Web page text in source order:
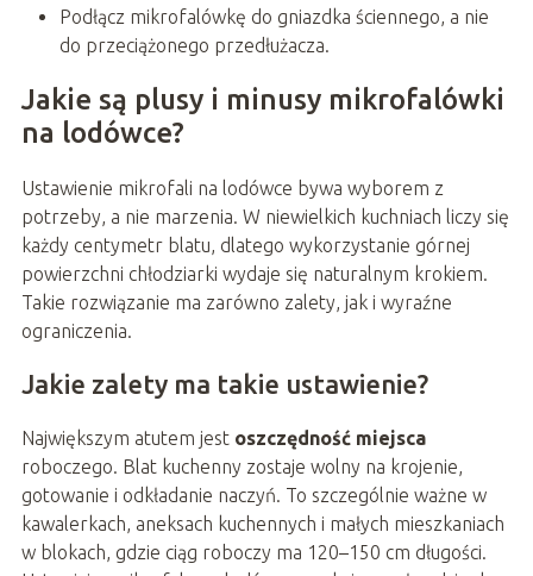
Podłącz mikrofalówkę do gniazdka ściennego, a nie
do przeciążonego przedłużacza.
Jakie są plusy i minusy mikrofalówki
na lodówce?
Ustawienie mikrofali na lodówce bywa wyborem z
potrzeby, a nie marzenia. W niewielkich kuchniach liczy się
każdy centymetr blatu, dlatego wykorzystanie górnej
powierzchni chłodziarki wydaje się naturalnym krokiem.
Takie rozwiązanie ma zarówno zalety, jak i wyraźne
ograniczenia.
Jakie zalety ma takie ustawienie?
Największym atutem jest oszczędność miejsca
roboczego. Blat kuchenny zostaje wolny na krojenie,
gotowanie i odkładanie naczyń. To szczególnie ważne w
kawalerkach, aneksach kuchennych i małych mieszkaniach
w blokach, gdzie ciąg roboczy ma 120–150 cm długości.